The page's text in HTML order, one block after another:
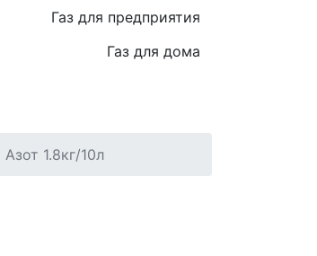
Газ для предприятия
Газ для дома
Азот 1.8кг/10л